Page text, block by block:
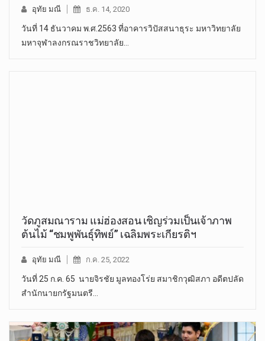
อุทัย มณี ธ.ค. 14, 2020
วันที่ 14 ธันวาคม พ.ศ.2563 ที่อาคารวิปัสสนาธุระ มหาวิทยาลัย
มหาจุฬาลงกรณราชวิทยาลัย…
วัดภูสมณาราม แม่ฮ่องสอน เชิญร่วมเป็นเจ้าภาพ
ต้นไม้ “ชมพูพันธุ์ทิพย์” เฉลิมพระเกียรติฯ
อุทัย มณี ก.ค. 25, 2022
วันที่ 25 ก.ค. 65 นายจิรชัย มูลทองโร่ย สมาชิกวุฒิสภา อดีตปลัด
สำนักนายกรัฐมนตรี…